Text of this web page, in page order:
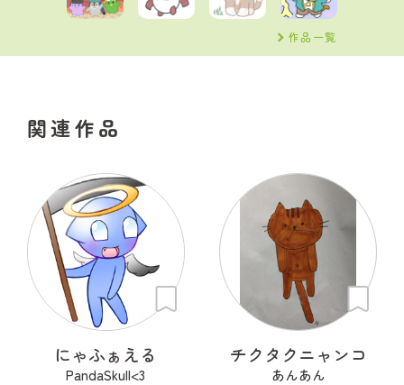
作品一覧
関連作品
にゃふぁえる
PandaSkull<3
チクタクニャンコ
あんあん